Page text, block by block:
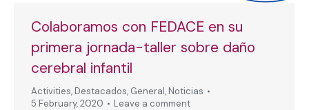
Colaboramos con FEDACE en su
primera jornada-taller sobre daño
cerebral infantil
Activities, Destacados, General, Noticias
5 February, 2020
Leave a comment